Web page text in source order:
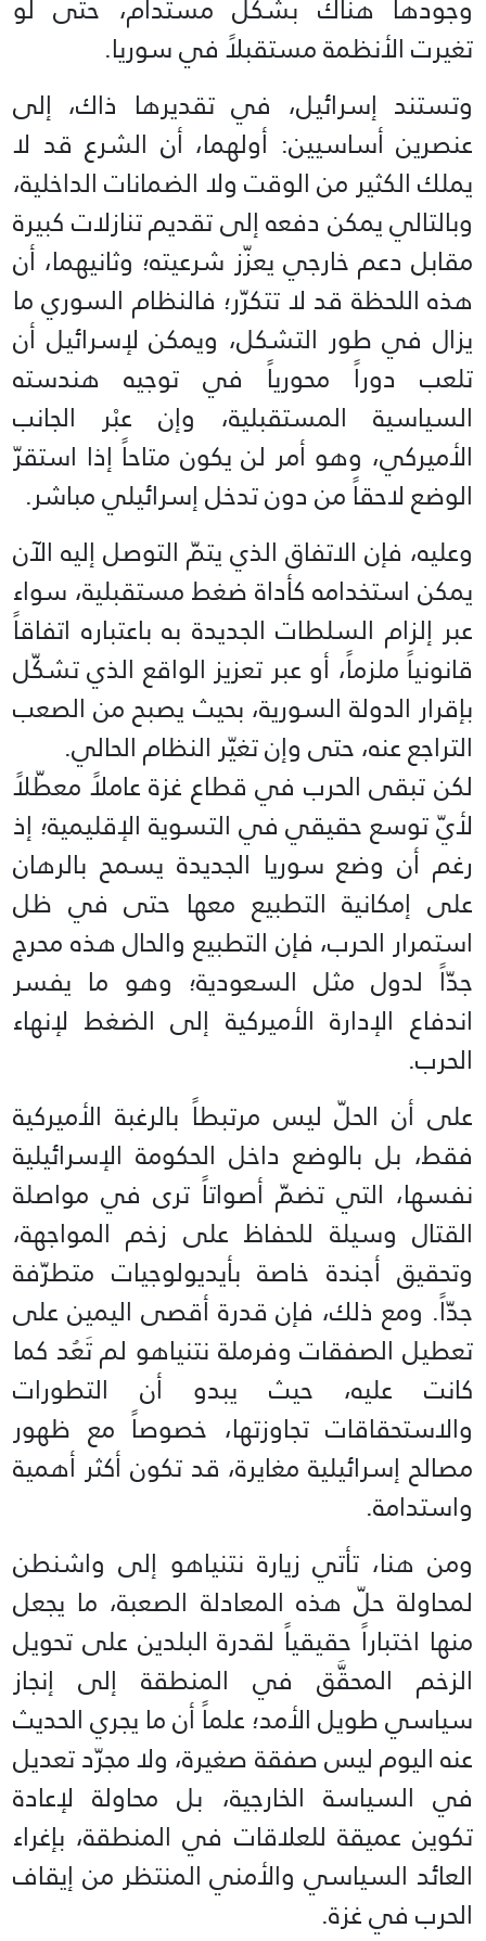
تغيرت الأنظمة مستقبلاً في سوريا.
وتستند إسرائيل، في تقديرها ذاك، إلى
عنصرين أساسيين: أولهما، أن الشرع قد لا
يملك الكثير من الوقت ولا الضمانات الداخلية،
وبالتالي يمكن دفعه إلى تقديم تنازلات كبيرة
مقابل دعم خارجي يعزّز شرعيته؛ وثانيهما، أن
هذه اللحظة قد لا تتكرّر؛ فالنظام السوري ما
يزال في طور التشكل، ويمكن لإسرائيل أن
تلعب دوراً محورياً في توجيه هندسته
السياسية المستقبلية، وإن عبْر الجانب
الأميركي، وهو أمر لن يكون متاحاً إذا استقرّ
الوضع لاحقاً من دون تدخل إسرائيلي مباشر.
وعليه، فإن الاتفاق الذي يتمّ التوصل إليه الآن
يمكن استخدامه كأداة ضغط مستقبلية، سواء
عبر إلزام السلطات الجديدة به باعتباره اتفاقاً
قانونياً ملزماً، أو عبر تعزيز الواقع الذي تشكّل
بإقرار الدولة السورية، بحيث يصبح من الصعب
التراجع عنه، حتى وإن تغيّر النظام الحالي.
لكن تبقى الحرب في قطاع غزة عاملاً معطّلاً
لأيّ توسع حقيقي في التسوية الإقليمية؛ إذ
رغم أن وضع سوريا الجديدة يسمح بالرهان
على إمكانية التطبيع معها حتى في ظل
استمرار الحرب، فإن التطبيع والحال هذه محرج
جدّاً لدول مثل السعودية؛ وهو ما يفسر
اندفاع الإدارة الأميركية إلى الضغط لإنهاء
الحرب.
على أن الحلّ ليس مرتبطاً بالرغبة الأميركية
فقط، بل بالوضع داخل الحكومة الإسرائيلية
نفسها، التي تضمّ أصواتاً ترى في مواصلة
القتال وسيلة للحفاظ على زخم المواجهة،
وتحقيق أجندة خاصة بأيديولوجيات متطرّفة
جدّاً. ومع ذلك، فإن قدرة أقصى اليمين على
تعطيل الصفقات وفرملة نتنياهو لم تَعُد كما
كانت عليه، حيث يبدو أن التطورات
والاستحقاقات تجاوزتها، خصوصاً مع ظهور
مصالح إسرائيلية مغايرة، قد تكون أكثر أهمية
واستدامة.
ومن هنا، تأتي زيارة نتنياهو إلى واشنطن
لمحاولة حلّ هذه المعادلة الصعبة، ما يجعل
منها اختباراً حقيقياً لقدرة البلدين على تحويل
الزخم المحقَّق في المنطقة إلى إنجاز
سياسي طويل الأمد؛ علماً أن ما يجري الحديث
عنه اليوم ليس صفقة صغيرة، ولا مجرّد تعديل
في السياسة الخارجية، بل محاولة لإعادة
تكوين عميقة للعلاقات في المنطقة، بإغراء
العائد السياسي والأمني المنتظر من إيقاف
الحرب في غزة.